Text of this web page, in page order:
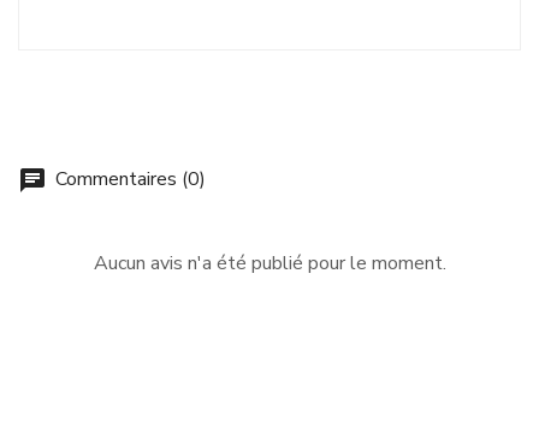
chat Commentaires (0)
Aucun avis n'a été publié pour le moment.